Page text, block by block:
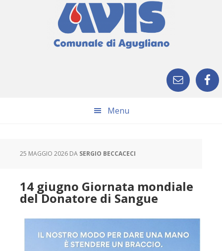
Menu
25 MAGGIO 2026 DA SERGIO BECCACECI
14 giugno Giornata mondiale
del Donatore di Sangue